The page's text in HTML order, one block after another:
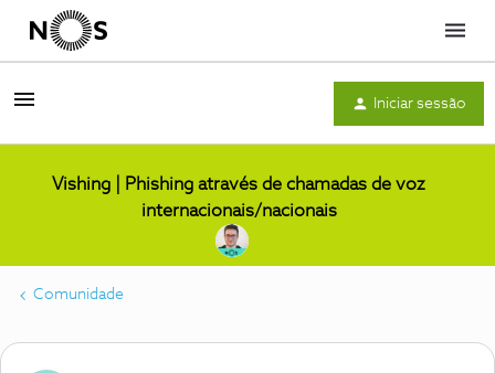
Menu
Iniciar sessão
Vishing | Phishing através de chamadas de voz
internacionais/nacionais
Comunidade